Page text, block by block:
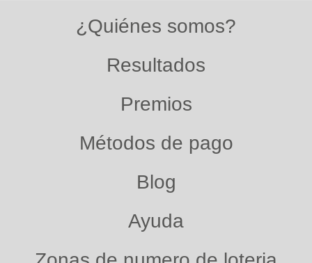
¿Quiénes somos?
Resultados
Premios
Métodos de pago
Blog
Ayuda